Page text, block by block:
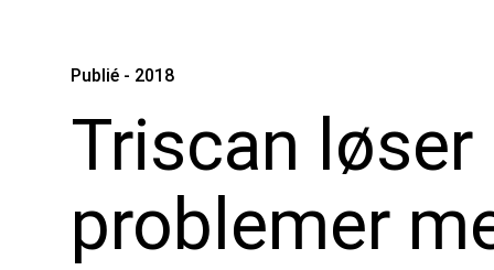
Publié - 2018
Triscan løser
problemer